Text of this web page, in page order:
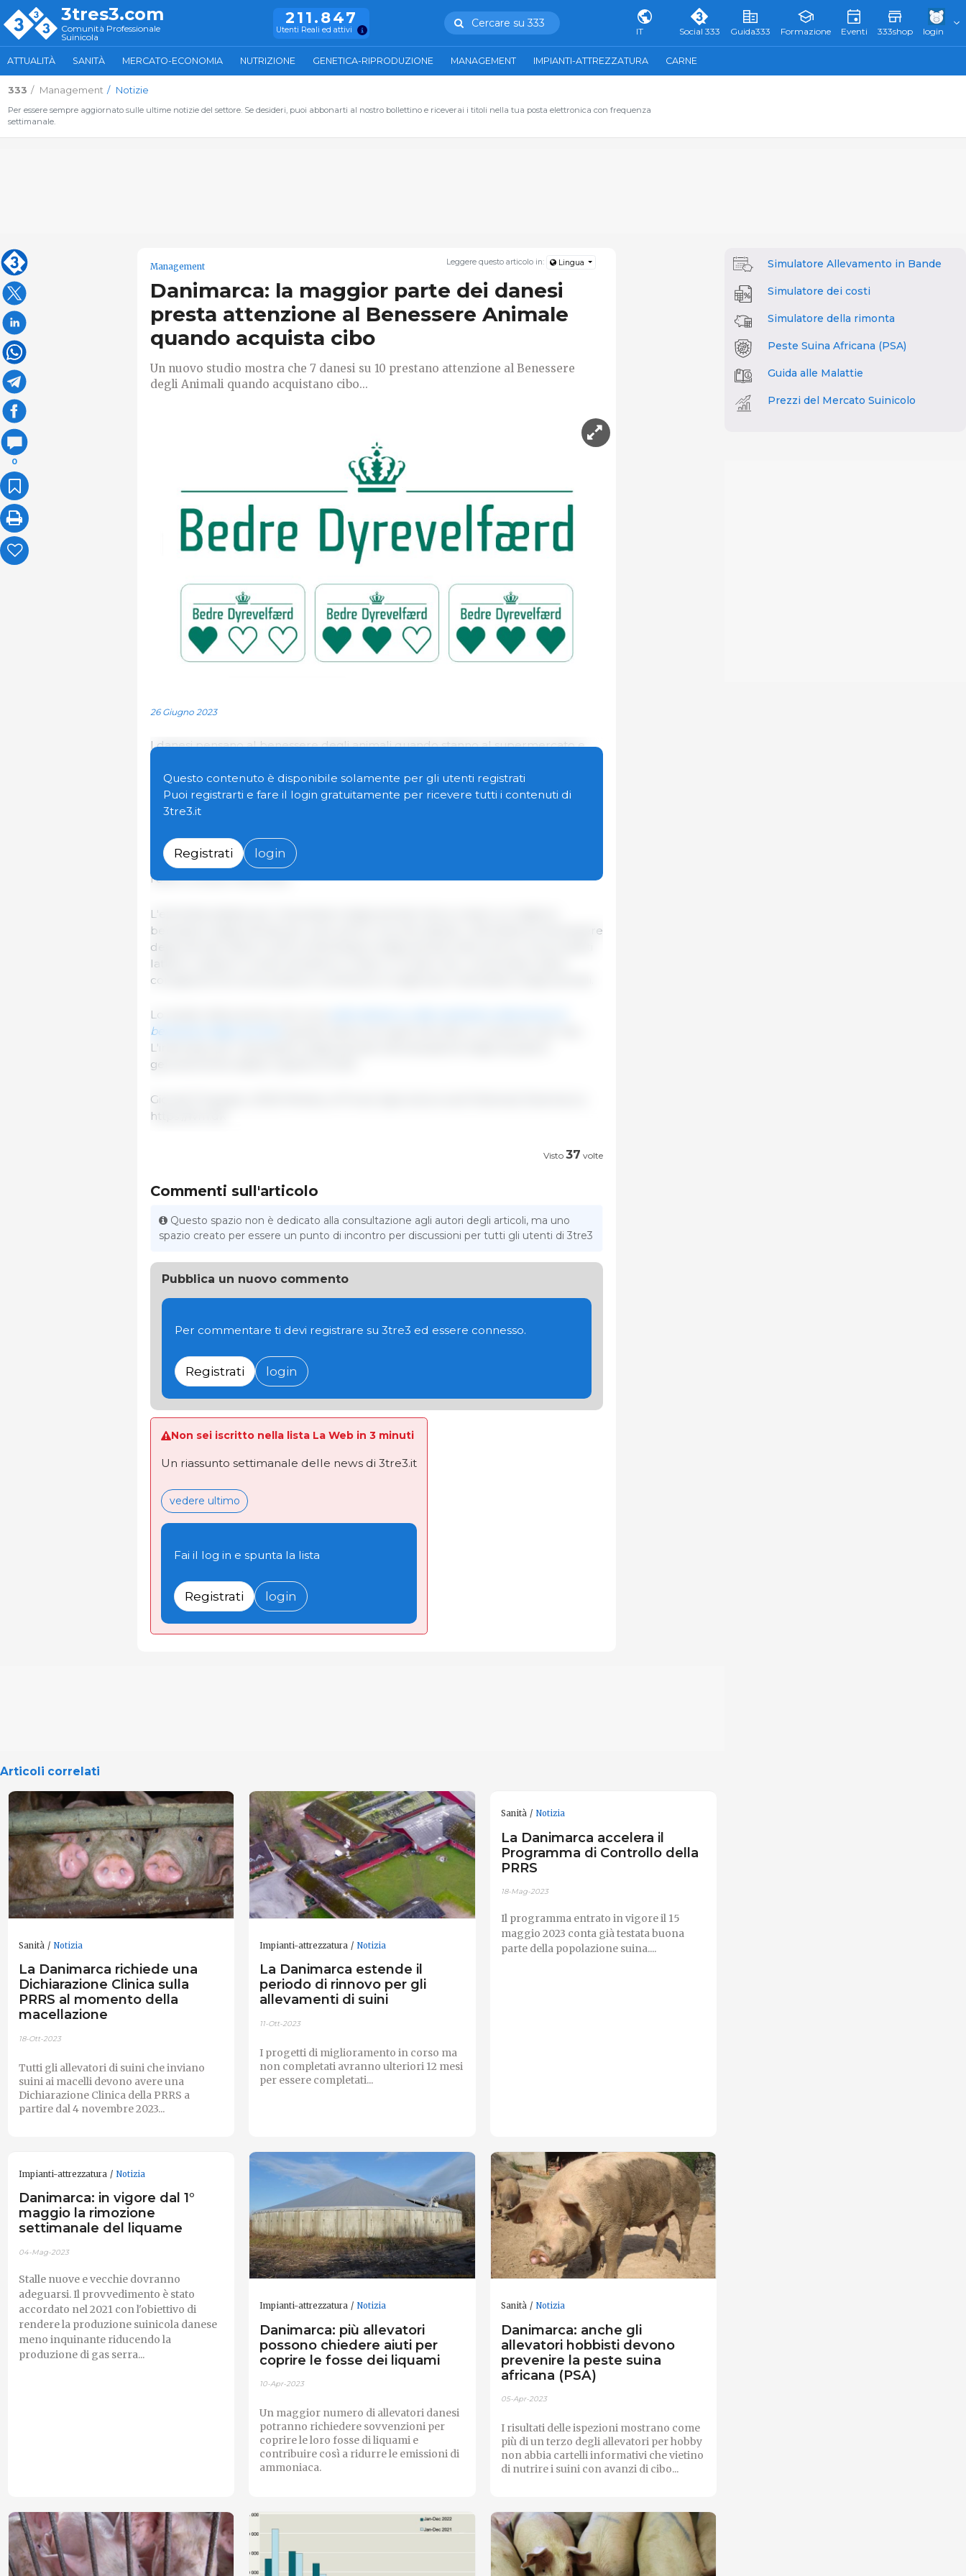
3tres3.com
Comunità Professionale
Suinicola
211.847
Utenti Reali ed attivi
Cercare su 333
IT Social 333 Guida333 Formazione Eventi 333shop login
ATTUALITÀ SANITÀ MERCATO-ECONOMIA NUTRIZIONE GENETICA-RIPRODUZIONE MANAGEMENT IMPIANTI-ATTREZZATURA CARNE
333 Management Notizie
Per essere sempre aggiornato sulle ultime notizie del settore. Se desideri, puoi abbonarti al nostro bollettino e riceverai i titoli nella tua posta elettronica con frequenza
settimanale.
0
Leggere questo articolo in: Lingua
Management
Danimarca: la maggior parte dei danesi
presta attenzione al Benessere Animale
quando acquista cibo ​
Un nuovo studio mostra che 7 danesi su 10 prestano attenzione al Benessere
degli Animali quando acquistano cibo...
26 Giugno 2023
I danesi pensano al benessere degli animali quando stanno al supermercato e
benessere degli animali, che YouGov ha preparato per la Danish Veterinary and
Food Administration.
statale per il benessere degli animali
coloro che sono a conoscenza dell'etichetta si fidano. Tra le famiglie con bambini,
l'80% conosce l'etichetta.
L'etichetta statale per il benessere degli animali mira a creare un migliore
benessere degli animali per suini, polli e mucche danesi. L'etichetta sul benessere
degli animali indica il livello di benessere degli animali nella carne e nei prodotti
lattiero-caseari in modo semplice e chiaro, in modo che i consumatori siano
consapevoli di come possono contribuire a migliorare il benessere degli animali.
Lo studio indica anche che circa
benessere degli animali
L'interesse per il benessere degli animali nella situazione degli acquisti è
generalmente stabile rispetto al 2021.
Giovedì 15 giugno, 2023/ Ministry of Food, Agriculture and Fisheries/ Danimarca.
https://fvm.dk
Questo contenuto è disponibile solamente per gli utenti registrati
Puoi registrarti e fare il login gratuitamente per ricevere tutti i contenuti di
3tre3.it
Registrati login
Visto 37 volte
Commenti sull'articolo
Questo spazio non è dedicato alla consultazione agli autori degli articoli, ma uno
spazio creato per essere un punto di incontro per discussioni per tutti gli utenti di 3tre3
Pubblica un nuovo commento
Per commentare ti devi registrare su 3tre3 ed essere connesso.
Registrati login
Non sei iscritto nella lista La Web in 3 minuti
Un riassunto settimanale delle news di 3tre3.it
vedere ultimo
Fai il log in e spunta la lista
Registrati login
Articoli correlati
Sanità Notizia
La Danimarca richiede una
Dichiarazione Clinica sulla
PRRS al momento della
macellazione
18-Ott-2023
Tutti gli allevatori di suini che inviano
suini ai macelli devono avere una
Dichiarazione Clinica della PRRS a
partire dal 4 novembre 2023...
Impianti-attrezzatura Notizia
La Danimarca estende il
periodo di rinnovo per gli
allevamenti di suini
11-Ott-2023
I progetti di miglioramento in corso ma
non completati avranno ulteriori 12 mesi
per essere completati...
Sanità Notizia
La Danimarca accelera il
Programma di Controllo della
PRRS
18-Mag-2023
Il programma entrato in vigore il 15
maggio 2023 conta già testata buona
parte della popolazione suina....
Impianti-attrezzatura Notizia
Danimarca: in vigore dal 1°
maggio la rimozione
settimanale del liquame
04-Mag-2023
Stalle nuove e vecchie dovranno
adeguarsi. Il provvedimento è stato
accordato nel 2021 con l'obiettivo di
rendere la produzione suinicola danese
meno inquinante riducendo la
produzione di gas serra...
Impianti-attrezzatura Notizia
Danimarca: più allevatori
possono chiedere aiuti per
coprire le fosse dei liquami
10-Apr-2023
Un maggior numero di allevatori danesi
potranno richiedere sovvenzioni per
coprire le loro fosse di liquami e
contribuire così a ridurre le emissioni di
ammoniaca.
Sanità Notizia
Danimarca: anche gli
allevatori hobbisti devono
prevenire la peste suina
africana (PSA)
05-Apr-2023
I risultati delle ispezioni mostrano come
più di un terzo degli allevatori per hobby
non abbia cartelli informativi che vietino
di nutrire i suini con avanzi di cibo...
Simulatore Allevamento in Bande
Simulatore dei costi
Simulatore della rimonta
Peste Suina Africana (PSA)
Guida alle Malattie
Prezzi del Mercato Suinicolo